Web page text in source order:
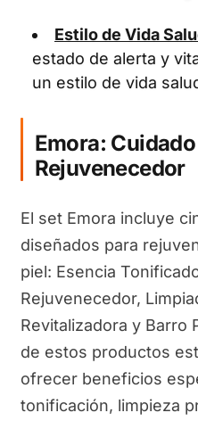
Estilo de Vida
estado de alerta y
un estilo de vida
Emora:
Rejuvenecedor
El set Emora incluye
diseñados para
piel: Esencia
Rejuvenecedor,
Revitalizadora y Barro
de estos productos
ofrecer beneficios
tonificación, limpieza